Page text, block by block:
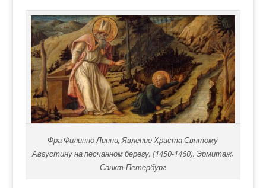
Фра Филиппо Липпи, Явление Христа Святому
Августину на песчанном берегу, (1450-1460), Эрмитаж,
Санкт-Петербург